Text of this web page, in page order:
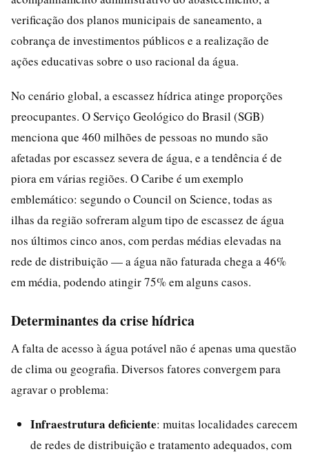
verificação dos planos municipais de saneamento, a
cobrança de investimentos públicos e a realização de
ações educativas sobre o uso racional da água.
No cenário global, a escassez hídrica atinge proporções
preocupantes. O Serviço Geológico do Brasil (SGB)
menciona que 460 milhões de pessoas no mundo são
afetadas por escassez severa de água, e a tendência é de
piora em várias regiões. O Caribe é um exemplo
emblemático: segundo o Council on Science, todas as
ilhas da região sofreram algum tipo de escassez de água
nos últimos cinco anos, com perdas médias elevadas na
rede de distribuição — a água não faturada chega a 46%
em média, podendo atingir 75% em alguns casos.
Determinantes da crise hídrica
A falta de acesso à água potável não é apenas uma questão
de clima ou geografia. Diversos fatores convergem para
agravar o problema:
Infraestrutura deficiente: muitas localidades carecem
de redes de distribuição e tratamento adequados, com